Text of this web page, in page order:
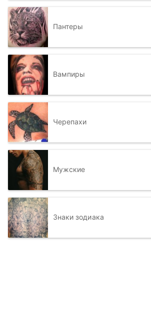
Пантеры
Вампиры
Черепахи
Мужские
Знаки зодиака